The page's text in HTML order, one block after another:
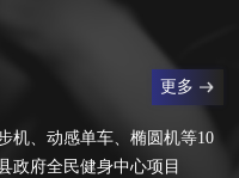
更多
机、动感单车、椭圆机等10
政府全民健身中心项目